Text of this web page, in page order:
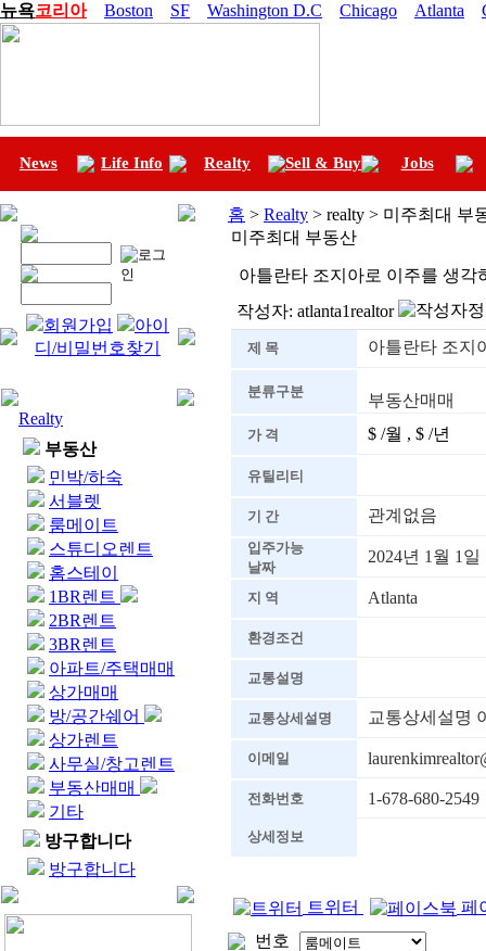
뉴욕코리아 Boston SF Washington D.C Chicago Atlanta
News Life Info Realty Sell & Buy Jobs
회원가입
아이
디/비밀번호찾기
Realty
부동산
민박/하숙
서블렛
룸메이트
스튜디오렌트
홈스테이
1BR렌트
2BR렌트
3BR렌트
아파트/주택매매
상가매매
방/공간쉐어
상가렌트
사무실/창고렌트
부동산매매
기타
방구합니다
방구합니다
홈 > Realty > realty > 미주최대 부
미주최대 부동산
아틀란타 조지아로 이주를 생각
작성자: atlanta1realtor
제 목 아틀란타 조지
분류구분 부동산매매
가 격 $ /월 , $ /년
유틸리티
기 간 관계없음
입주가능
날짜
2024년 1월 1
지 역 Atlanta
환경조건
교통설명
교통상세설명 교통상세설명
이메일
전화번호 1-678-680-2549
상세정보
트위터
페
번호